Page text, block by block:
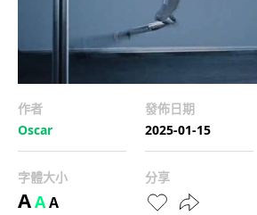
作者
Oscar
發佈日期
2025-01-15
字體大小
AAA
分享